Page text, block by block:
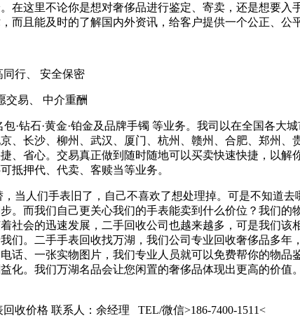
在这里不论你是想对奢侈品进行鉴定、寄卖，还是想要入
而且能及时的了解国内外资讯，给客户提供一个公正、公
行、 安全保密
交易、 中介重酬
·钻石·黄金·铂金及品牌手镯 等业务。我司以在全国各大
、长沙、柳州、武汉、厦门、杭州、赣州、合肥、郑州、
、省心。交易真正做到随时随地可以买卖快速快捷，以解
抵押代、代卖、客赎当等业务。
当人们手表旧了，自己不喜欢了想处理掉。可是不知道去
。而我们自己更关心我们的手表能卖到什么价位？我们的
社会的迅速发展，二手回收公司也越来越多，可是我们该
们。二手手表回收找万湖，我们公司专业回收奢侈品多年
话、一张实物图片，我们专业人员就可以免费帮你的物品
化。我们万湖名品会让您闲置的奢侈品体现出更高的价值
收价格 联系人：余经理 TEL/微信>186-7400-1511<